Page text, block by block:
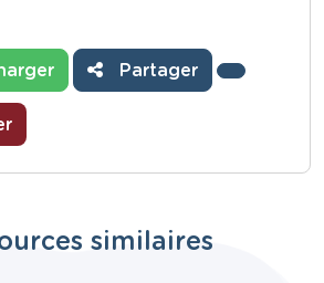
Partager
similaires